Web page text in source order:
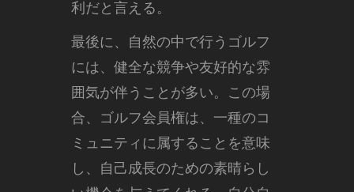
利だと言える。
最後に、自然の中で行うゴルフ
には、健全な競争や友好的な雰
囲気が伴うことが多い。この場
合、ゴルフ会員権は、一種のコ
ミュニティに属することを意味
し、自己成長のための素晴らし